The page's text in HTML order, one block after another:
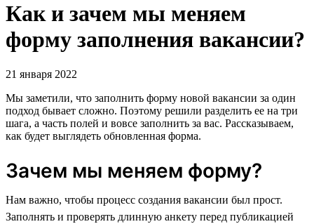
Как и зачем мы меняем
форму заполнения вакансии?
21 января 2022
Мы заметили, что заполнить форму новой вакансии за один
подход бывает сложно. Поэтому решили разделить ее на три
шага, а часть полей и вовсе заполнить за вас. Рассказываем,
как будет выглядеть обновленная форма.
Зачем мы меняем форму?
Нам важно, чтобы процесс создания вакансии был прост.
Заполнять и проверять длинную анкету перед публикацией